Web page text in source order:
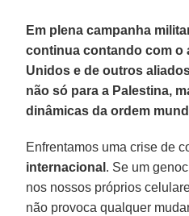
Em plena campanha
continua contando com o
Unidos e de outros
não só para a Palestina,
dinâmicas da ordem
Enfrentamos uma crise de
internacional . Se um
nos nossos próprios
não provoca qualquer